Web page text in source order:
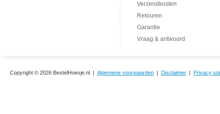
Verzendkosten
Retouren
Garantie
Vraag & antwoord
Copyright © 2026 BestelHoesje.nl | Algemene voorwaarden | Disclaimer | Privacy